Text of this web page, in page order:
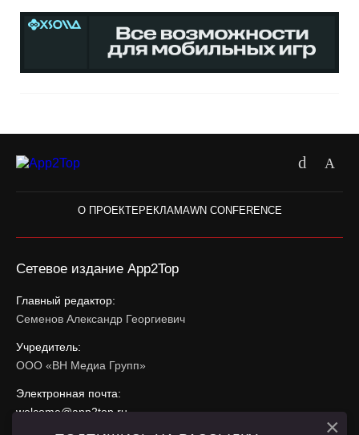
О ПРОЕКТЕРЕКЛАМАWN CONFERENCE
Сетевое издание App2Top
Главный редактор:
Семенов Александр Георгиевич
Учредитель:
ООО «ВН Медиа Групп»
Электронная почта:
welcome@app2top.ru
×